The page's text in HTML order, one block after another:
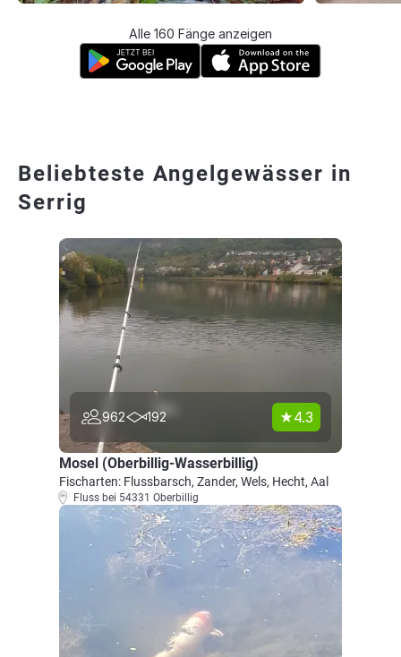
Alle 160 Fänge anzeigen
Beliebteste Angelgewässer in
Serrig
962 192 4.3
Mosel (Oberbillig-Wasserbillig)
Fischarten: Flussbarsch, Zander, Wels, Hecht, Aal
Fluss bei 54331 Oberbillig